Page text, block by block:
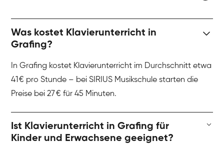
Was kostet Klavierunterricht in
Grafing?
In Grafing kostet Klavierunterricht im Durchschnitt etwa
41 € pro Stunde – bei SIRIUS Musikschule starten die
Preise bei 27 € für 45 Minuten.
Ist Klavierunterricht in Grafing für
Kinder und Erwachsene geeignet?